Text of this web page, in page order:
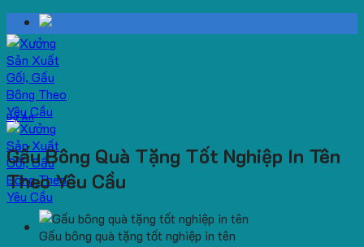
Skip
to
content
Dự Án
Gấu Bông Quà Tặng Tốt Nghiệp In Tên
Theo Yêu Cầu
Gấu bông quà tặng tốt nghiệp in tên